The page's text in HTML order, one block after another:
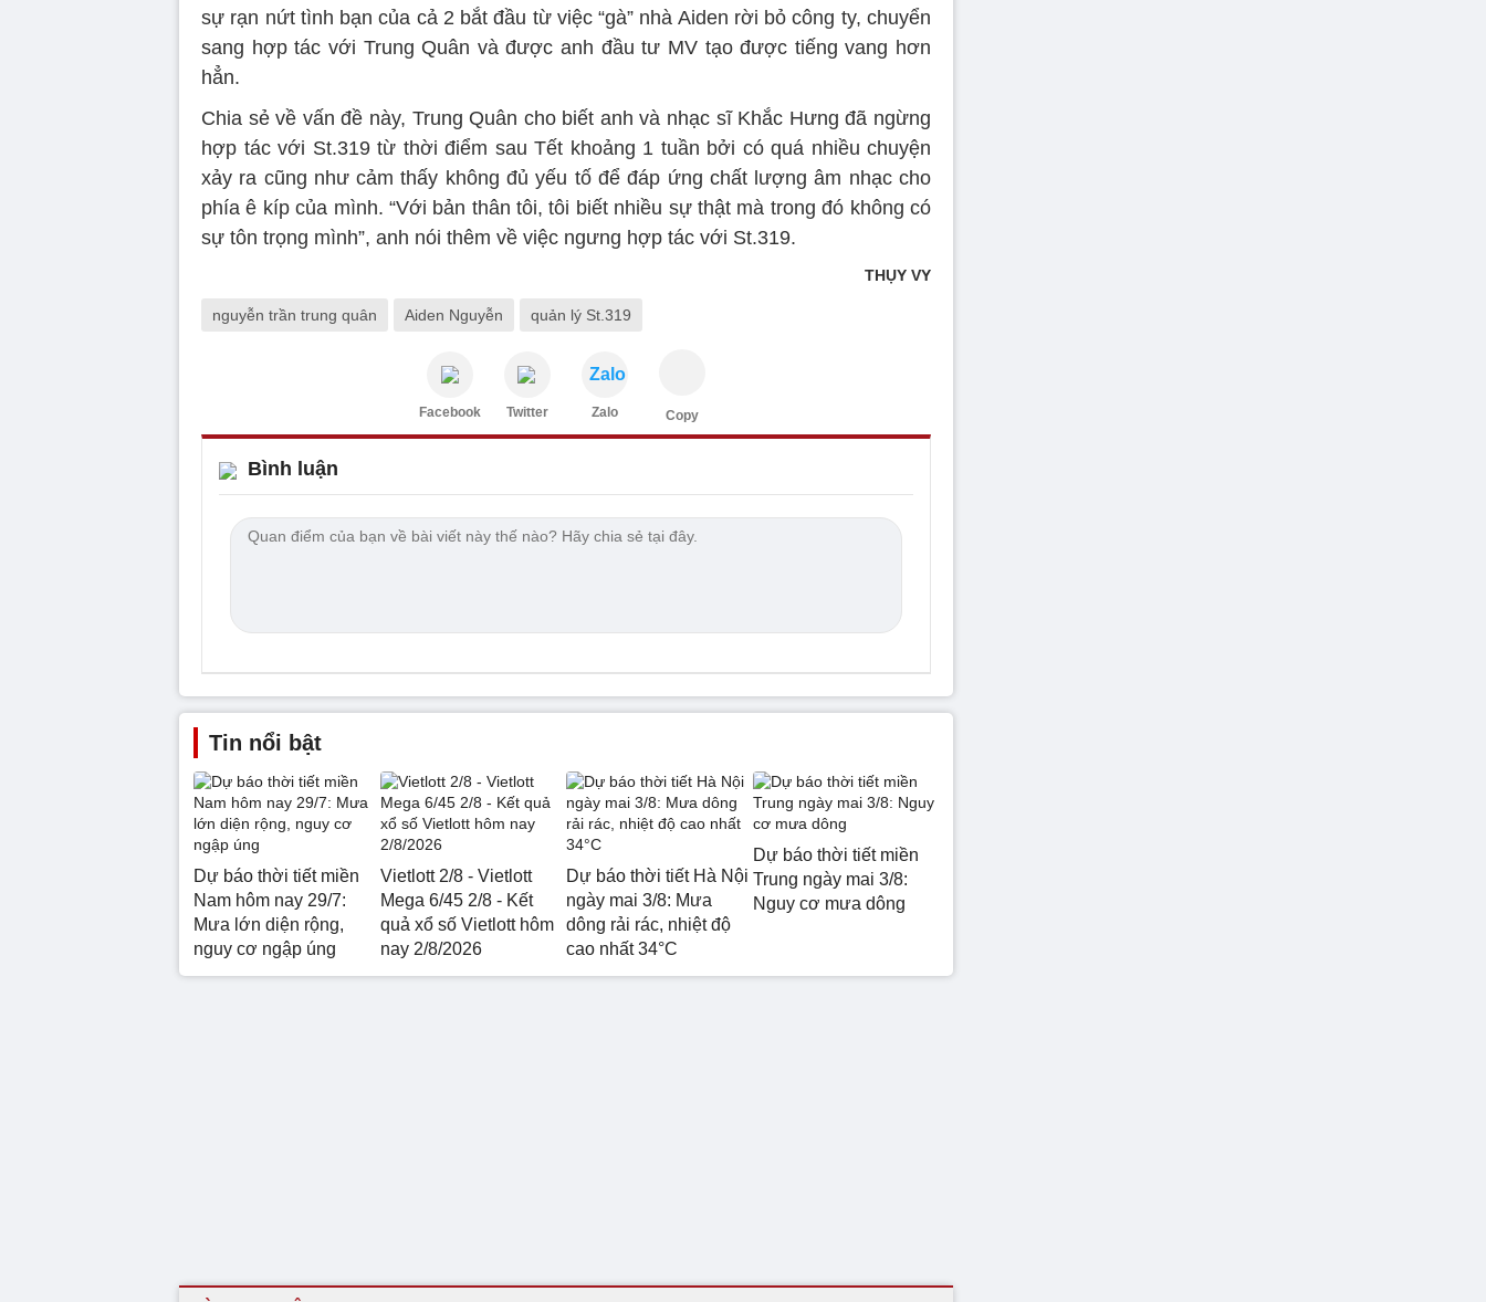
sự rạn nứt tình bạn của cả 2 bắt đầu từ việc “gà” nhà Aiden rời bỏ công ty, chuyển
sang hợp tác với Trung Quân và được anh đầu tư MV tạo được tiếng vang hơn
hẳn.
Chia sẻ về vấn đề này, Trung Quân cho biết anh và nhạc sĩ Khắc Hưng đã ngừng
hợp tác với St.319 từ thời điểm sau Tết khoảng 1 tuần bởi có quá nhiều chuyện
xảy ra cũng như cảm thấy không đủ yếu tố để đáp ứng chất lượng âm nhạc cho
phía ê kíp của mình. “Với bản thân tôi, tôi biết nhiều sự thật mà trong đó không có
sự tôn trọng mình”, anh nói thêm về việc ngưng hợp tác với St.319.
THỤY VY
nguyễn trần trung quân Aiden Nguyễn quản lý St.319
Facebook Twitter
Zalo
Zalo Copy
Bình luận
Tin nổi bật
Dự báo thời tiết miền
Nam hôm nay 29/7:
Mưa lớn diện rộng,
nguy cơ ngập úng
Vietlott 2/8 - Vietlott
Mega 6/45 2/8 - Kết
quả xổ số Vietlott hôm
nay 2/8/2026
Dự báo thời tiết Hà Nội
ngày mai 3/8: Mưa
dông rải rác, nhiệt độ
cao nhất 34°C
Dự báo thời tiết miền
Trung ngày mai 3/8:
Nguy cơ mưa dông